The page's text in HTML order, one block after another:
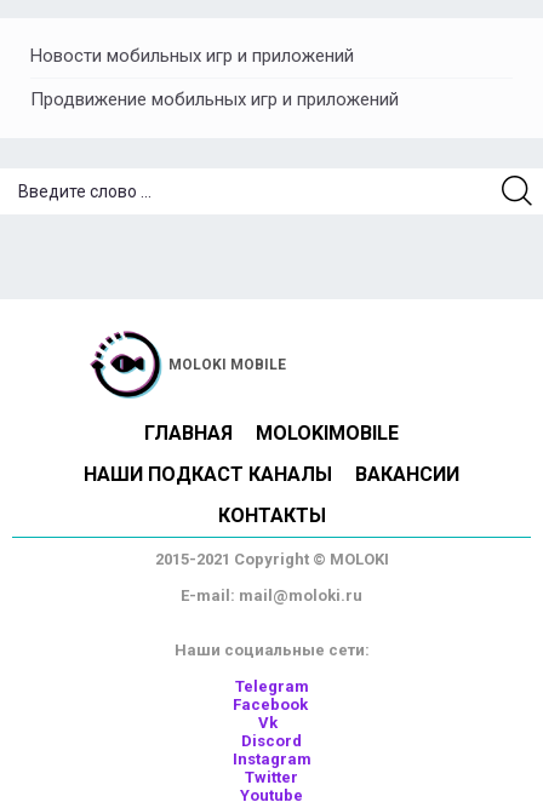
Новости мобильных игр и приложений
Продвижение мобильных игр и приложений
MOLOKI MOBILE
ГЛАВНАЯ
MOLOKIMOBILE
НАШИ ПОДКАСТ КАНАЛЫ
ВАКАНСИИ
КОНТАКТЫ
2015-2021 Copyright © MOLOKI
E-mail: mail@moloki.ru
Наши социальные сети:
Telegram
Facebook
Vk
Discord
Instagram
Twitter
Youtube